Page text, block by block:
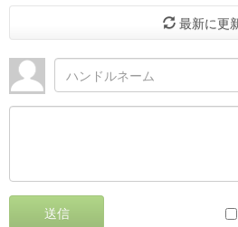
最新に更
送信